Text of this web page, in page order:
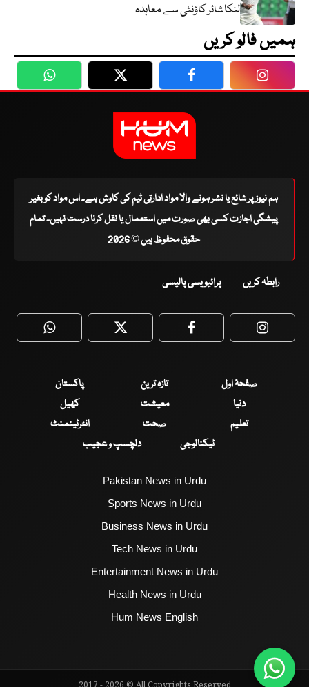
لنکاشائر کاؤنٹی سے معاہدہ
ہمیں فالو کریں
WhatsApp Twitter Facebook
ہم نیوز پر شائع یا نشر ہونے والا مواد ادارتی ٹیم کی کاوش ہے۔ اس مواد کو بغیر
پیشگی اجازت کسی بھی صورت میں استعمال یا نقل کرنا درست نہیں۔ تمام
حقوق محفوظ ہیں © 2026
رابطہ کریں پرائیویسی پالیسی
WhatsApp Twitter Facebook
صفحۂ اول تازہ ترین
پاکستان
دنیا
معیشت
کھیل
تعلیم
صحت
انٹرٹینمنٹ
ٹیکنالوجی
دلچسپ و عجیب
Pakistan News in Urdu
Sports News in Urdu
Business News in Urdu
Tech News in Urdu
Entertainment News in Urdu
Health News in Urdu
Hum News English